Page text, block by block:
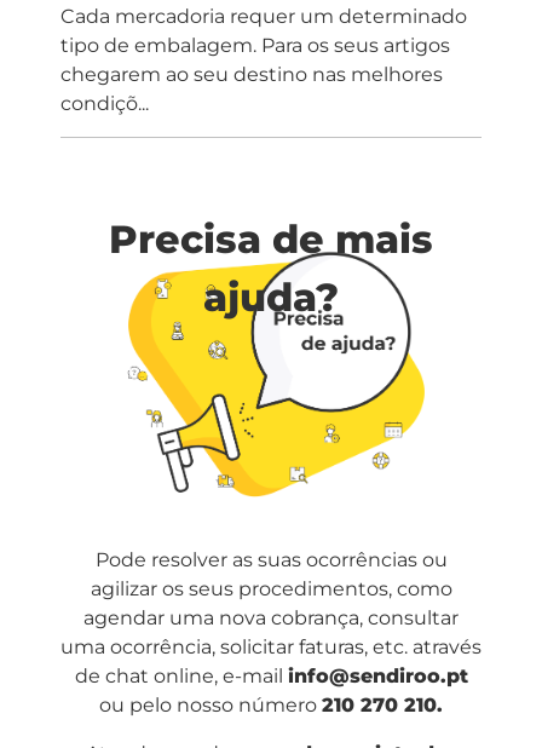
Cada mercadoria requer um determinado
tipo de embalagem. Para os seus artigos
chegarem ao seu destino nas melhores
condiçõ...
Precisa de mais
ajuda?
Pode resolver as suas ocorrências ou
agilizar os seus procedimentos, como
agendar uma nova cobrança, consultar
uma ocorrência, solicitar faturas, etc. através
de chat online, e-mail info@sendiroo.pt
ou pelo nosso número 210 270 210.